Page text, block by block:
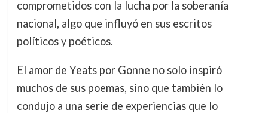
comprometidos con la lucha por la soberanía
nacional, algo que influyó en sus escritos
políticos y poéticos.
El amor de Yeats por Gonne no solo inspiró
muchos de sus poemas, sino que también lo
condujo a una serie de experiencias que lo